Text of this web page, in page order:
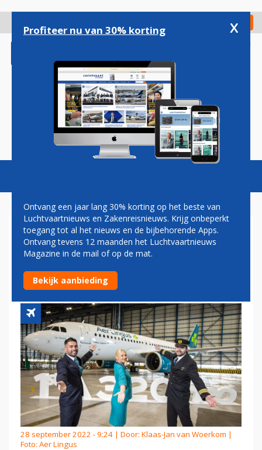
gaan
Check in
Magazine Podcasts Vacatures
AER LINGUS OP PAD MET
'RUSSISCHE' AIRBUS
A320NEO'S
28 september 2022 - 9:24 | Door: Klaas-Jan van Woerkom |
Foto: Aer Lingus
Profiteer nu van 30% korting x
Ontvang een jaar lang 30% korting op het beste van
Luchtvaartnieuws en Zakenreisnieuws. Krijg onbeperkt
toegang tot al het nieuws en de bijbehorende Apps.
Ontvang tevens 12 maanden het Luchtvaartnieuws
Magazine in de mail of op de mat.
Bekijk aanbieding